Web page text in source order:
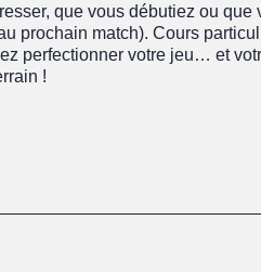
que vous débutiez ou que
prochain match). Cours
perfectionner votre jeu… et
!